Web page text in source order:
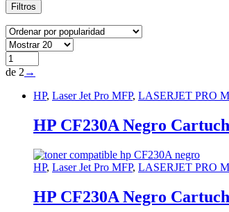
Filtros
de 2 →
HP, Laser Jet Pro MFP, LASERJET PRO M
HP CF230A Negro
HP, Laser Jet Pro MFP, LASERJET PRO M
HP CF230A Negro